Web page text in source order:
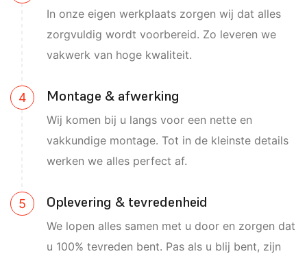
In onze eigen werkplaats zorgen wij dat alles
zorgvuldig wordt voorbereid. Zo leveren we
vakwerk van hoge kwaliteit.
Montage & afwerking
Wij komen bij u langs voor een nette en
vakkundige montage. Tot in de kleinste details
werken we alles perfect af.
Oplevering & tevredenheid
We lopen alles samen met u door en zorgen dat
u 100% tevreden bent. Pas als u blij bent, zijn